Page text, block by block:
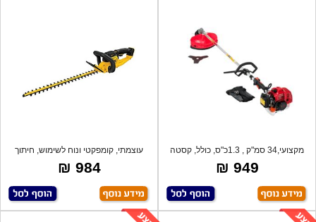
מקצועי,34 סמ"ק , 1.3כ"ס, כולל, קסטה
נייל
949 ₪
עוצמתי, קומפקטי ונוח לשימוש, חיתוך
לייזר
984 ₪